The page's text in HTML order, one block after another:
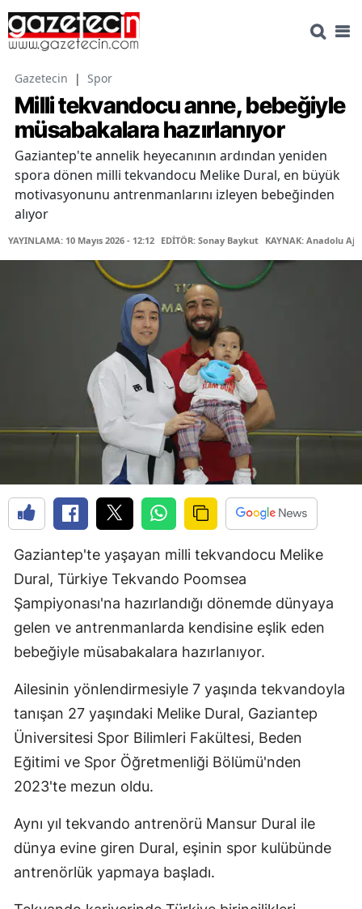
Gazetecin | Spor
Milli tekvandocu anne, bebeğiyle
müsabakalara hazırlanıyor
Gaziantep'te annelik heyecanının ardından yeniden
spora dönen milli tekvandocu Melike Dural, en büyük
motivasyonunu antrenmanlarını izleyen bebeğinden
alıyor
YAYINLAMA: 10 Mayıs 2026 - 12:12 EDİTÖR: Sonay Baykut KAYNAK: Anadolu
Gaziantep'te yaşayan milli tekvandocu Melike
Dural, Türkiye Tekvando Poomsea
Şampiyonası'na hazırlandığı dönemde dünyaya
gelen ve antrenmanlarda kendisine eşlik eden
bebeğiyle müsabakalara hazırlanıyor.
Ailesinin yönlendirmesiyle 7 yaşında tekvandoyla
tanışan 27 yaşındaki Melike Dural, Gaziantep
Üniversitesi Spor Bilimleri Fakültesi, Beden
Eğitimi ve Spor Öğretmenliği Bölümü'nden
2023'te mezun oldu.
Aynı yıl tekvando antrenörü Mansur Dural ile
dünya evine giren Dural, eşinin spor kulübünde
antrenörlük yapmaya başladı.